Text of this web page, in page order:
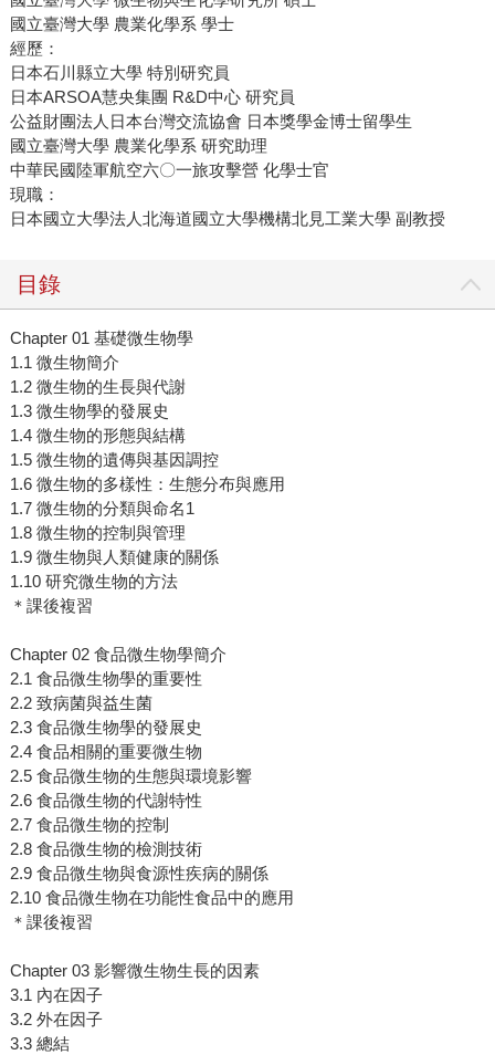
國立臺灣大學 農業化學系 學士
經歷：
日本石川縣立大學 特別研究員
日本ARSOA慧央集團 R&D中心 研究員
公益財團法人日本台灣交流協會 日本獎學金博士留學生
國立臺灣大學 農業化學系 研究助理
中華民國陸軍航空六〇一旅攻擊營 化學士官
現職：
日本國立大學法人北海道國立大學機構北見工業大學 副教授
目錄
Chapter 01 基礎微生物學
1.1 微生物簡介
1.2 微生物的生長與代謝
1.3 微生物學的發展史
1.4 微生物的形態與結構
1.5 微生物的遺傳與基因調控
1.6 微生物的多樣性：生態分布與應用
1.7 微生物的分類與命名1
1.8 微生物的控制與管理
1.9 微生物與人類健康的關係
1.10 研究微生物的方法
＊課後複習
Chapter 02 食品微生物學簡介
2.1 食品微生物學的重要性
2.2 致病菌與益生菌
2.3 食品微生物學的發展史
2.4 食品相關的重要微生物
2.5 食品微生物的生態與環境影響
2.6 食品微生物的代謝特性
2.7 食品微生物的控制
2.8 食品微生物的檢測技術
2.9 食品微生物與食源性疾病的關係
2.10 食品微生物在功能性食品中的應用
＊課後複習
Chapter 03 影響微生物生長的因素
3.1 內在因子
3.2 外在因子
3.3 總結